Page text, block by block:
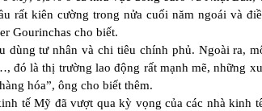
rất kiên cường trong nửa cuối năm ngoái và
Gourinchas cho biết.
dùng tư nhân và chi tiêu chính phủ. Ngoài ra,
đó là thị trường lao động rất mạnh mẽ, những
hóa”, ông cho biết thêm.
tế Mỹ đã vượt qua kỳ vọng của các nhà kinh